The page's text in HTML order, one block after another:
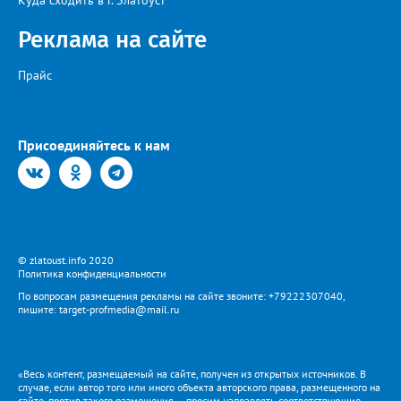
Реклама на сайте
Прайс
Присоединяйтесь к нам
© zlatoust.info 2020
Политика конфиденциальности
По вопросам размещения рекламы на сайте звоните: +79222307040,
пишите: target-profmedia@mail.ru
«Весь контент, размещаемый на сайте, получен из открытых источников. В
случае, если автор того или иного объекта авторского права, размещенного на